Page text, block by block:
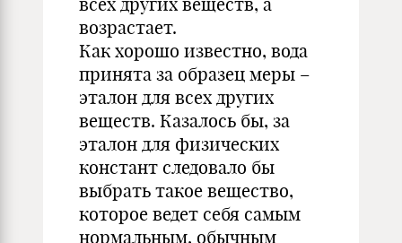
возрастает.
Как хорошо известно, вода
принята за образец меры –
эталон для всех других
веществ. Казалось бы, за
эталон для физических
констант следовало бы
выбрать такое вещество,
которое ведет себя самым
нормальным, обычным